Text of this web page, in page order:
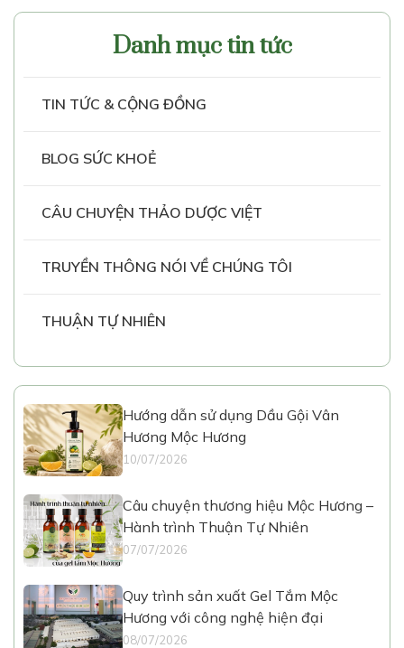
Danh mục tin tức
TIN TỨC & CỘNG ĐỒNG
BLOG SỨC KHOẺ
CÂU CHUYỆN THẢO DƯỢC VIỆT
TRUYỀN THÔNG NÓI VỀ CHÚNG TÔI
THUẬN TỰ NHIÊN
Hướng dẫn sử dụng Dầu Gội Vân
Hương Mộc Hương
10/07/2026
Câu chuyện thương hiệu Mộc Hương –
Hành trình Thuận Tự Nhiên
07/07/2026
Quy trình sản xuất Gel Tắm Mộc
Hương với công nghệ hiện đại
08/07/2026